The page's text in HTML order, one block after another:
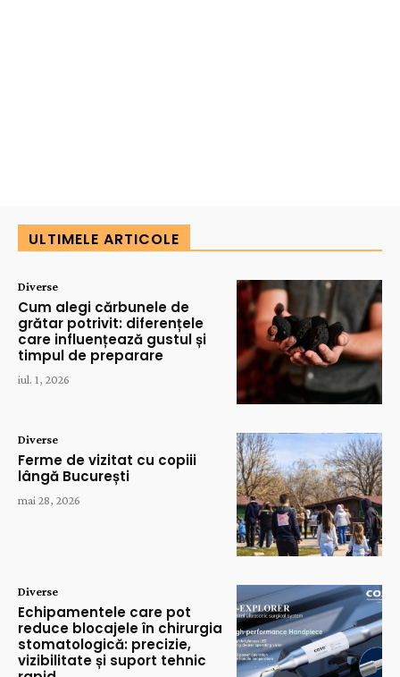
ULTIMELE ARTICOLE
Diverse
Cum alegi cărbunele de
grătar potrivit: diferențele
care influențează gustul și
timpul de preparare
iul. 1, 2026
Diverse
Ferme de vizitat cu copiii
lângă București
mai 28, 2026
Diverse
Echipamentele care pot
reduce blocajele în chirurgia
stomatologică: precizie,
vizibilitate și suport tehnic